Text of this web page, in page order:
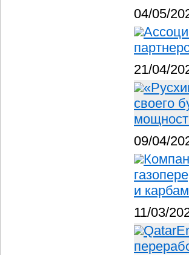
04/05/
21/04/
своего
09/04/
и
11/03/